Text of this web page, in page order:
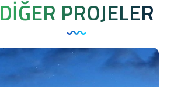
DİĞER PROJELER